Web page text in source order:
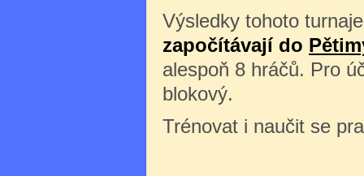
Výsledky tohoto
započítávají do
alespoň 8 hráčů. Pro
blokový.
Trénovat i naučit se